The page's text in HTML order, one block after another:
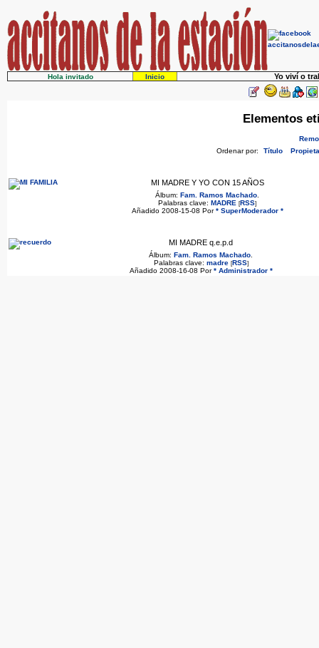
Hola invitado Inicio Yo viví o
Elementos
Ordenar por:
Título
MI MADRE Y YO CON 15 AÑOS
Álbum: Fam. Ramos Machado
Palabras clave: MADRE [RSS]
Añadido 2008-15-08 Por* SuperModerador *
MI MADRE q.e.p.d
Álbum: Fam. Ramos Machado
Palabras clave: madre [RSS]
Añadido 2008-16-08 Por* Administrador *